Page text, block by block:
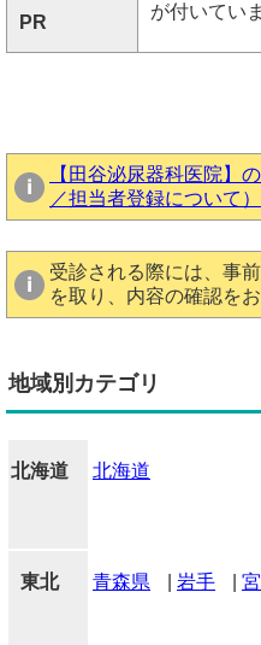
PR
が付いてい
【田谷泌尿器科医院】
／担当者登録について）
受診される際には、事
を取り、内容の確認を
地域別カテゴリ
北海道 北海道
東北 青森県 岩手